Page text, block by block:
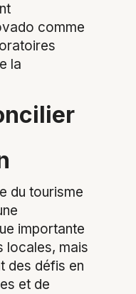
comme
la
du tourisme
importante
locales, mais
des défis en
et de